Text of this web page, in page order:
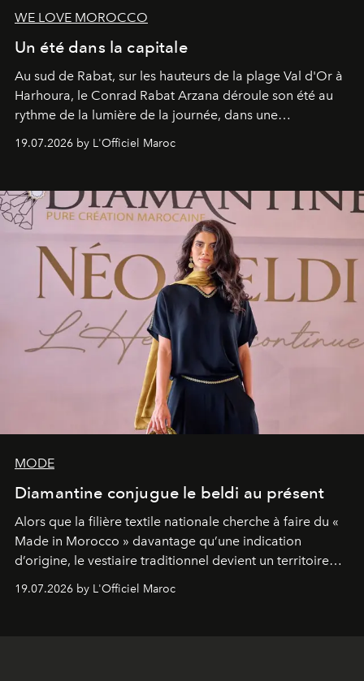
WE LOVE MOROCCO
Un été dans la capitale
Au sud de Rabat, sur les hauteurs de la plage Val d'Or à
Harhoura, le Conrad Rabat Arzana déroule son été au
rythme de la lumière de la journée, dans une
programmation pensée comme une succession de
rendez-vous avec l’océan.
19.07.2026 by L'Officiel Maroc
MODE
Diamantine conjugue le beldi au présent
Alors que la filière textile nationale cherche à faire du «
Made in Morocco » davantage qu’une indication
d’origine, le vestiaire traditionnel devient un territoire
d’expérimentation. Avec Néo Beldi, Diamantine en
révise les proportions et les usages pour l’inscrire dans
19.07.2026 by L'Officiel Maroc